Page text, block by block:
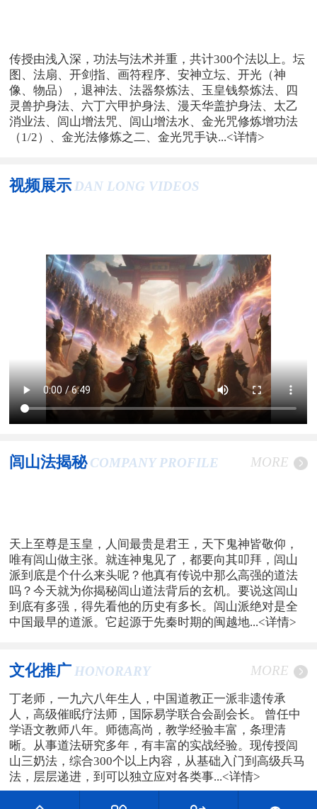
传授由浅入深，功法与法术并重，共计300个法以上。坛
图、法扇、开剑指、画符程序、安神立坛、开光（神
像、物品），退神法、法器祭炼法、玉皇钱祭炼法、四
灵兽护身法、六丁六甲护身法、漫天华盖护身法、太乙
消业法、闾山增法咒、闾山增法水、金光咒修炼增功法
（1/2）、金光法修炼之二、金光咒手诀...<详情>
视频展示 DAN LONG VIDEOS
闾山法揭秘 COMPANY PROFILE MORE
天上至尊是玉皇，人间最贵是君王，天下鬼神皆敬仰，
唯有闾山做主张。就连神鬼见了，都要向其叩拜，闾山
派到底是个什么来头呢？他真有传说中那么高强的道法
吗？今天就为你揭秘闾山道法背后的玄机。要说这闾山
到底有多强，得先看他的历史有多长。闾山派绝对是全
中国最早的道派。它起源于先秦时期的闽越地...<详情>
文化推广 HONORARY MORE
丁老师，一九六八年生人，中国道教正一派非遗传承
人，高级催眠疗法师，国际易学联合会副会长。 曾任中
学语文教师八年。师德高尚，教学经验丰富，条理清
晰。从事道法研究多年，有丰富的实战经验。现传授闾
山三奶法，综合300个以上内容，从基础入门到高级兵马
法，层层递进，到可以独立应对各类事...<详情>